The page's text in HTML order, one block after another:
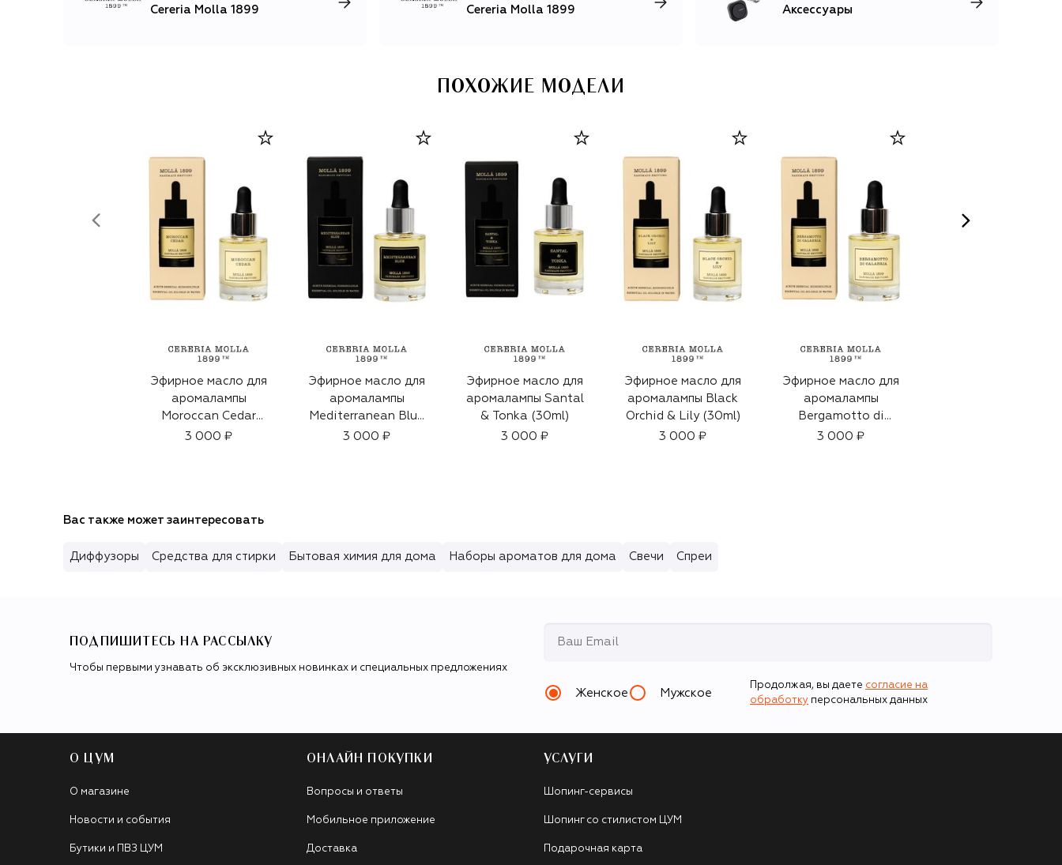
Cereria Molla 1899 Cereria Molla 1899 Аксессуары
ПОХОЖИЕ МОДЕЛИ
Эфирное масло для
аромалампы
Moroccan Cedar
(30ml)
3 000 ₽
Эфирное масло для
аромалампы
Mediterranean Blue
(30ml)
3 000 ₽
Эфирное масло для
аромалампы Santal
& Tonka (30ml)
3 000 ₽
Эфирное масло для
аромалампы Black
Orchid & Lily (30ml)
3 000 ₽
Эфирное масло для
аромалампы
Bergamotto di
Calabria (30ml)
3 000 ₽
Вас также может заинтересовать
Диффузоры Средства для стирки Бытовая химия для дома Наборы ароматов для дома Свечи Спреи
ПОДПИШИТЕСЬ НА РАССЫЛКУ
Чтобы первыми узнавать об эксклюзивных новинках и специальных предложениях
Женское Мужское
Продолжая, вы даете согласие на
обработку персональных данных
О ЦУМ
О магазине
Новости и события
Бутики и ПВЗ ЦУМ
ОНЛАЙН ПОКУПКИ
Вопросы и ответы
Мобильное приложение
Доставка
УСЛУГИ
Шопинг-сервисы
Шопинг со стилистом ЦУМ
Подарочная карта